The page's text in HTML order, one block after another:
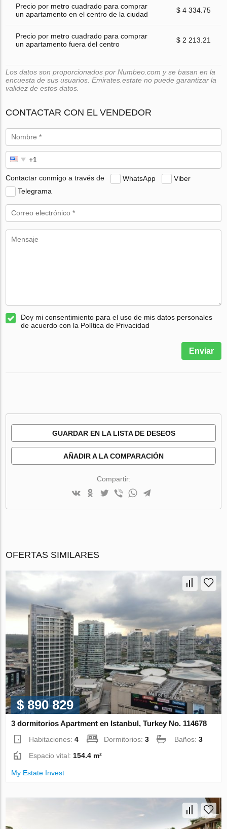
Precio por metro cuadrado para comprar
un apartamento en el centro de la ciudad
$ 4 334.75
Precio por metro cuadrado para comprar
un apartamento fuera del centro
$ 2 213.21
Los datos son proporcionados por Numbeo.com y se basan en la
encuesta de sus usuarios. Emirates.estate no puede garantizar la
validez de estos datos.
CONTACTAR CON EL VENDEDOR
Contactar conmigo a través de WhatsApp
Viber
Telegrama
Doy mi consentimiento para el uso de mis datos personales
de acuerdo con la Política de Privacidad
Enviar
GUARDAR EN LA LISTA DE DESEOS
AÑADIR A LA COMPARACIÓN
Compartir:
OFERTAS SIMILARES
$ 890 829
3 dormitorios Apartment en Istanbul, Turkey No. 114678
Habitaciones:4 Dormitorios:3 Baños:3
Espacio vital:154.4 m²
My Estate Invest